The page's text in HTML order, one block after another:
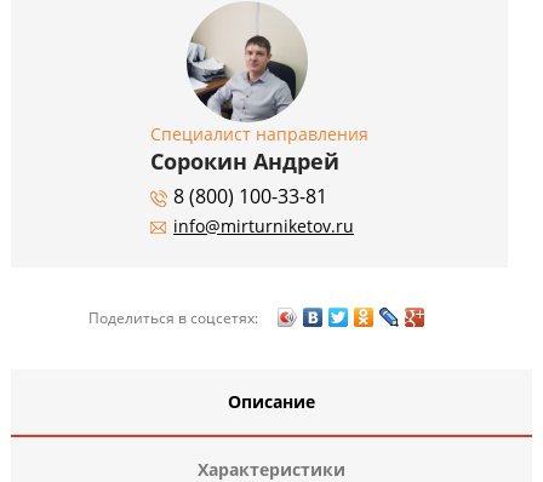
Специалист направления
Сорокин Андрей
8 (800) 100-33-81
info@mirturniketov.ru
Поделиться в соцсетях:
Описание
Характеристики